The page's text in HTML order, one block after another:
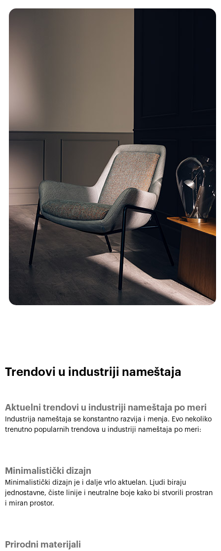
Trendovi u industriji nameštaja
Aktuelni trendovi u industriji nameštaja po meri
Industrija nameštaja se konstantno razvija i menja. Evo nekoliko
trenutno popularnih trendova u industriji nameštaja po meri:
Minimalistički dizajn
Minimalistički dizajn je i dalje vrlo aktuelan. Ljudi biraju
jednostavne, čiste linije i neutralne boje kako bi stvorili prostran
i miran prostor.
Prirodni materijali